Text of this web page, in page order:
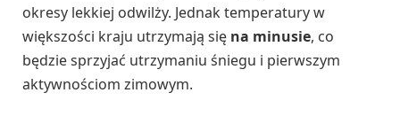
okresy lekkiej odwilży. Jednak temperatury w
większości kraju utrzymają się na minusie, co
będzie sprzyjać utrzymaniu śniegu i pierwszym
aktywnościom zimowym.